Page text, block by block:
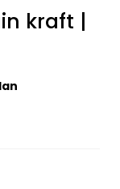
kraft |